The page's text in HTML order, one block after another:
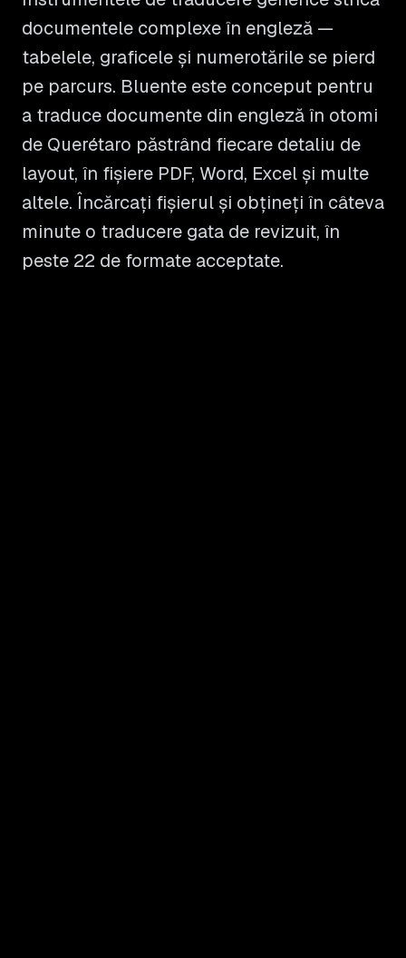
documentele complexe în engleză —
tabelele, graficele și numerotările se pierd
pe parcurs. Bluente este conceput pentru
a traduce documente din engleză în otomi
de Querétaro păstrând fiecare detaliu de
layout, în fișiere PDF, Word, Excel și multe
altele. Încărcați fișierul și obțineți în câteva
minute o traducere gata de revizuit, în
peste 22 de formate acceptate.